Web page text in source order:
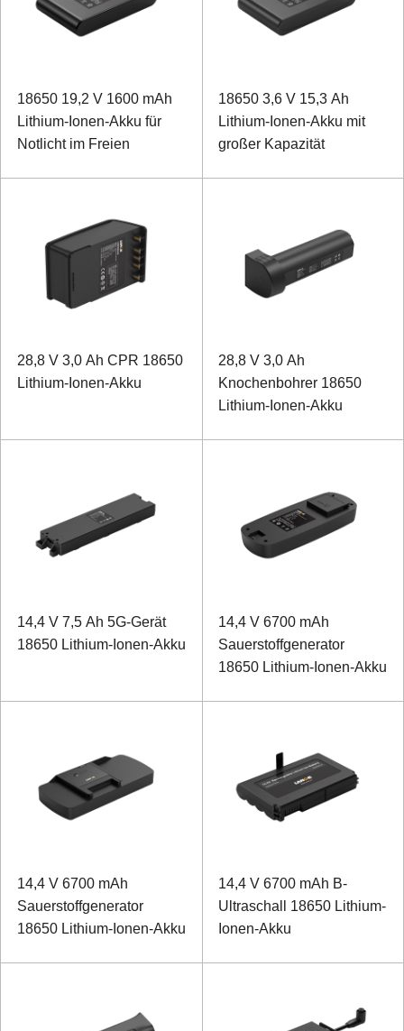
18650 19,2 V 1600 mAh
Lithium-Ionen-Akku für
Notlicht im Freien
18650 3,6 V 15,3 Ah
Lithium-Ionen-Akku mit
großer Kapazität
28,8 V 3,0 Ah CPR 18650
Lithium-Ionen-Akku
28,8 V 3,0 Ah
Knochenbohrer 18650
Lithium-Ionen-Akku
14,4 V 7,5 Ah 5G-Gerät
18650 Lithium-Ionen-Akku
14,4 V 6700 mAh
Sauerstoffgenerator
18650 Lithium-Ionen-Akku
14,4 V 6700 mAh
Sauerstoffgenerator
18650 Lithium-Ionen-Akku
14,4 V 6700 mAh B-
Ultraschall 18650 Lithium-
Ionen-Akku